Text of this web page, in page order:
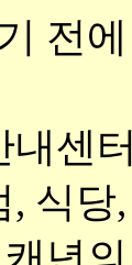
전
내센
, 식당